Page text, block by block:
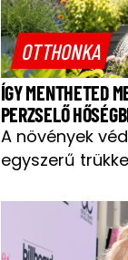
OTTHONKA
ÍGY MENTHETED
PERZSELŐ
A növények
egyszerű